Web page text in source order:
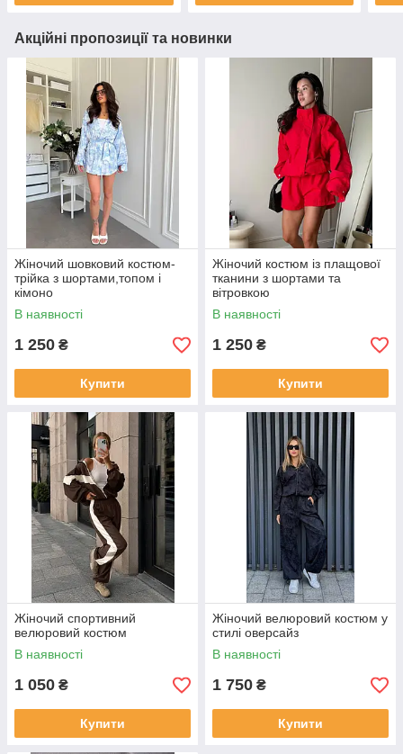
Акційні пропозиції та новинки
Жіночий шовковий костюм-
трійка з шортами,топом і
кімоно
В наявності
1 250 ₴
Купити
Жіночий костюм із плащової
тканини з шортами та
вітровкою
В наявності
1 250 ₴
Купити
Жіночий спортивний
велюровий костюм
В наявності
1 050 ₴
Купити
Жіночий велюровий костюм у
стилі оверсайз
В наявності
1 750 ₴
Купити